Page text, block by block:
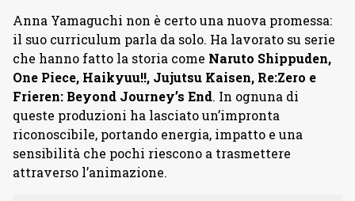
Anna Yamaguchi non è certo una nuova promessa:
il suo curriculum parla da solo. Ha lavorato su serie
che hanno fatto la storia come Naruto Shippuden,
One Piece, Haikyuu!!, Jujutsu Kaisen, Re:Zero e
Frieren: Beyond Journey’s End. In ognuna di
queste produzioni ha lasciato un’impronta
riconoscibile, portando energia, impatto e una
sensibilità che pochi riescono a trasmettere
attraverso l’animazione.